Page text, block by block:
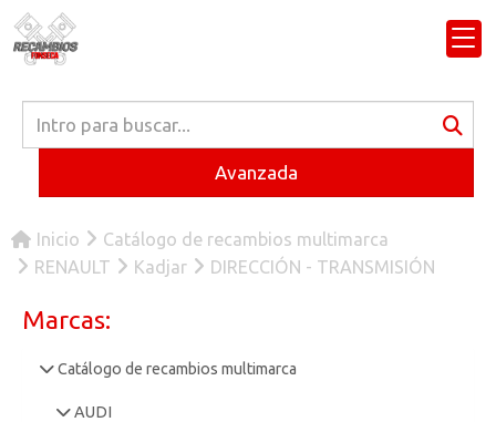
Avanzada
Inicio
Catálogo de recambios multimarca
RENAULT
Kadjar DIRECCIÓN - TRANSMISIÓN
Marcas:
Catálogo de recambios multimarca
AUDI